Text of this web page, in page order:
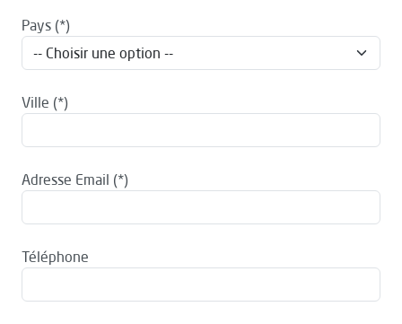
Pays
Ville
Adresse Email
Téléphone